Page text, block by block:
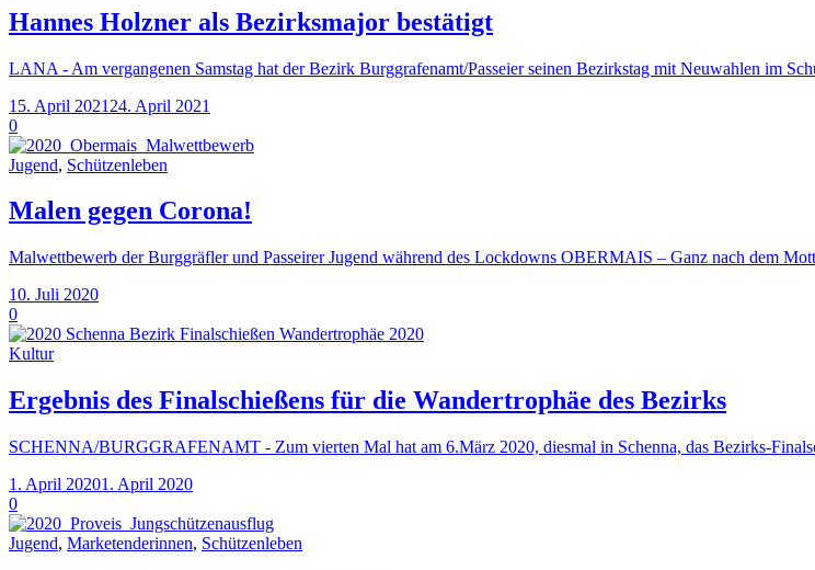
Hannes Holzner als Bezirksmajor bestätigt
LANA - Am vergangenen Samstag hat der Bezirk Burggrafenamt/Passeier seinen Bezirkstag mit Neuwahlen im
15. April 2021 24. April 2021
0
Jugend, Schützenleben
Malen gegen Corona!
Malwettbewerb der Burggräfler und Passeirer Jugend während des Lockdowns OBERMAIS – Ganz nach dem
10. Juli 2020
0
Kultur
Ergebnis des Finalschießens für die Wandertrophäe des Bezirks
SCHENNA/BURGGRAFENAMT - Zum vierten Mal hat am 6.März 2020, diesmal in Schenna, das Bezirks-
1. April 20201. April 2020
0
Jugend, Marketenderinnen, Schützenleben